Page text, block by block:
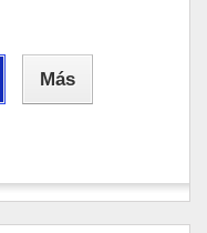
Más